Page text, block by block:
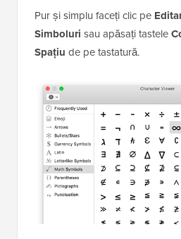
Pur și simplu faceți clic pe
Simboluri sau apăsați tastele
Spațiu de pe tastatură.